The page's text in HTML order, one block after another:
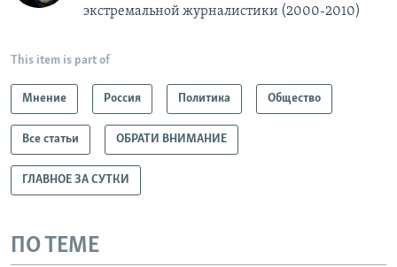
экстремальной журналистики (2000-2010)
This item is part of
Мнение Россия Политика Общество
Все статьи ОБРАТИ ВНИМАНИЕ
ГЛАВНОЕ ЗА СУТКИ
ПО ТЕМЕ